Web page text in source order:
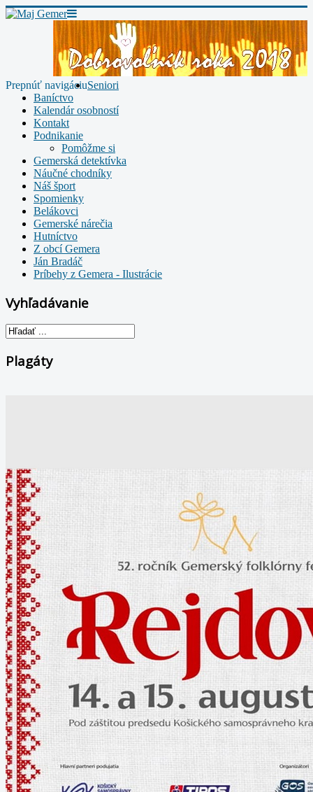
Prepnúť navigáciuSeniori
Baníctvo
Kalendár osobností
Kontakt
Podnikanie
Pomôžme si
Gemerská detektívka
Náučné chodníky
Náš šport
Spomienky
Belákovci
Gemerské nárečia
Hutníctvo
Z obcí Gemera
Ján Bradáč
Príbehy z Gemera - Ilustrácie
Vyhľadávanie
Plagáty